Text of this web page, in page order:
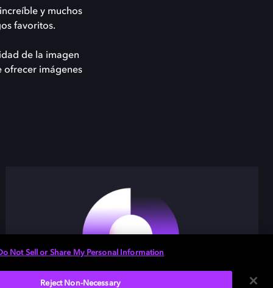
y muchos
favoritos.
de la imagen
ofrecer imágenes
Not Sell or Share My Personal Information
Reject Non-Necessary